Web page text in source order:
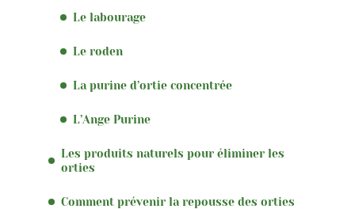
Le labourage
Le roden
La purine d’ortie concentrée
L’Ange Purine
Les produits naturels pour éliminer les
orties
Comment prévenir la repousse des orties